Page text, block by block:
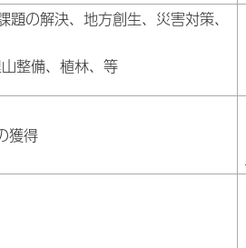
の解決、地方創生、災害対策、
整備、植林、等
獲得